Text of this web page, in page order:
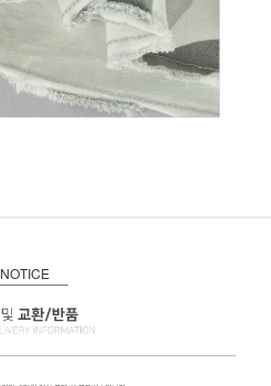
NOTICE